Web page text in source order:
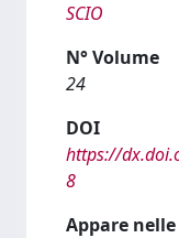
SCIO
N° Volume
24
DOI
https://
8
Appare